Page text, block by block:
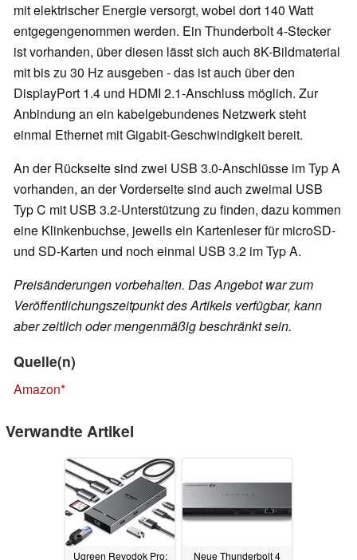
mit elektrischer Energie versorgt, wobei dort 140 Watt
entgegengenommen werden. Ein Thunderbolt 4-Stecker
ist vorhanden, über diesen lässt sich auch 8K-Bildmaterial
mit bis zu 30 Hz ausgeben - das ist auch über den
DisplayPort 1.4 und HDMI 2.1-Anschluss möglich. Zur
Anbindung an ein kabelgebundenes Netzwerk steht
einmal Ethernet mit Gigabit-Geschwindigkeit bereit.
An der Rückseite sind zwei USB 3.0-Anschlüsse im Typ A
vorhanden, an der Vorderseite sind auch zweimal USB
Typ C mit USB 3.2-Unterstützung zu finden, dazu kommen
eine Klinkenbuchse, jeweils ein Kartenleser für microSD-
und SD-Karten und noch einmal USB 3.2 im Typ A.
Preisänderungen vorbehalten. Das Angebot war zum
Veröffentlichungszeitpunkt des Artikels verfügbar, kann
aber zeitlich oder mengenmäßig beschränkt sein.
Quelle(n)
Amazon
Verwandte Artikel
Ugreen Revodok Pro: Neue Thunderbolt 4